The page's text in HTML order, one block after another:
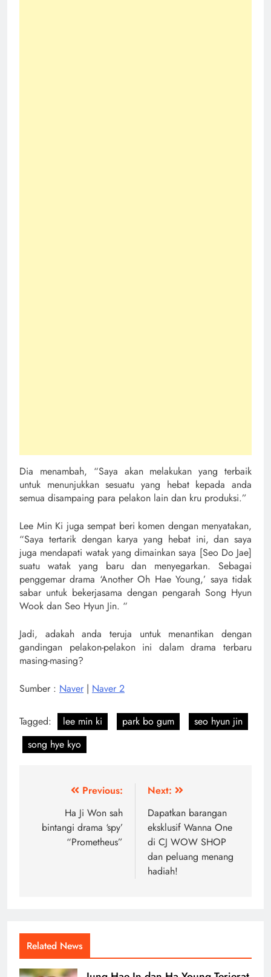
Dia menambah, “Saya akan melakukan yang terbaik
untuk menunjukkan sesuatu yang hebat kepada anda
semua disampaing para pelakon lain dan kru produksi.”
Lee Min Ki juga sempat beri komen dengan menyatakan,
“Saya tertarik dengan karya yang hebat ini, dan saya
juga mendapati watak yang dimainkan saya [Seo Do Jae]
suatu watak yang baru dan menyegarkan. Sebagai
penggemar drama ‘Another Oh Hae Young,’ saya tidak
sabar untuk bekerjasama dengan pengarah Song Hyun
Wook dan Seo Hyun Jin. “
Jadi, adakah anda teruja untuk menantikan dengan
gandingan pelakon-pelakon ini dalam drama terbaru
masing-masing?
Sumber : Naver | Naver 2
Tagged: lee min ki park bo gum
seo hyun jin
song hye kyo
navigation
Previous:
Ha Ji Won sah
bintangi drama ‘spy’
“Prometheus”
Next:
Dapatkan barangan
eksklusif Wanna One
di CJ WOW SHOP
dan peluang menang
hadiah!
Related News